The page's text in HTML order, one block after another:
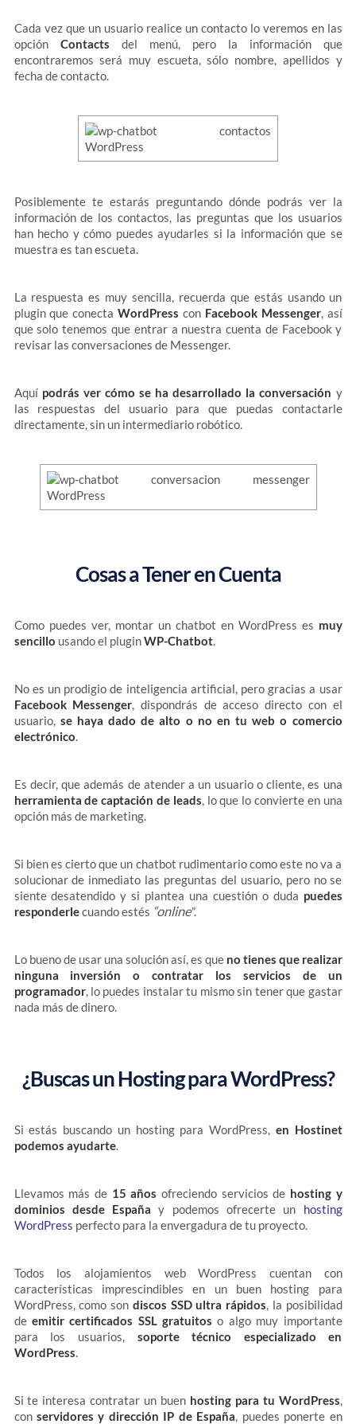
Cada vez que un usuario realice un contacto lo veremos en las
opción Contacts del menú, pero la información que
encontraremos será muy escueta, sólo nombre, apellidos y
fecha de contacto.
Posiblemente te estarás preguntando dónde podrás ver la
información de los contactos, las preguntas que los usuarios
han hecho y cómo puedes ayudarles si la información que se
muestra es tan escueta.
La respuesta es muy sencilla, recuerda que estás usando un
plugin que conectaWordPress con Facebook Messenger, así
que solo tenemos que entrar a nuestra cuenta de Facebook y
revisar las conversaciones de Messenger.
Aquí podrás ver cómo se ha desarrollado la conversación y
las respuestas del usuario para que puedas contactarle
directamente, sin un intermediario robótico.
Cosas a Tener en Cuenta
Como puedes ver, montar un chatbot en WordPress es muy
sencillo usando el pluginWP-Chatbot.
No es un prodigio de inteligencia artificial, pero gracias a usar
Facebook Messenger, dispondrás de acceso directo con el
usuario, se haya dado de alto o no en tu web o comercio
electrónico.
Es decir, que además de atender a un usuario o cliente, es una
herramienta de captación de leads, lo que lo convierte en una
opción más de marketing.
Si bien es cierto que un chatbot rudimentario como este no va a
solucionar de inmediato las preguntas del usuario, pero no se
siente desatendido y si plantea una cuestión o duda puedes
responderlecuando estés “online”.
Lo bueno de usar una solución así, es que no tienes que realizar
ninguna inversión o contratar los servicios de un
programador, lo puedes instalar tu mismo sin tener que gastar
nada más de dinero.
¿Buscas un Hosting para WordPress?
Si estás buscando un hosting para WordPress, en Hostinet
podemos ayudarte.
Llevamos más de 15 años ofreciendo servicios de hosting y
dominios desde España y podemos ofrecerte un hosting
WordPress perfecto para la envergadura de tu proyecto.
Todos los alojamientos web WordPress cuentan con
características imprescindibles en un buen hosting para
WordPress, como son discos SSD ultra rápidos, la posibilidad
de emitir certificados SSL gratuitos o algo muy importante
para los usuarios, soporte técnico especializado en
WordPress.
Si te interesa contratar un buen hosting para tu WordPress,
con servidores y dirección IP de España, puedes ponerte en